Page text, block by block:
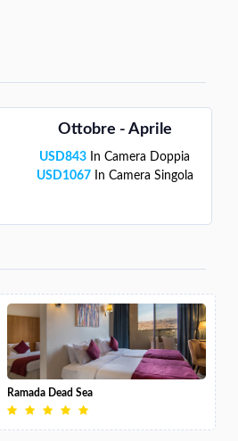
Ottobre - Aprile
USD843 In Camera Doppia
USD1067In Camera Singola
Ramada Dead Sea